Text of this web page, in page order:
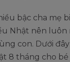
bậc cha mẹ
Nhật nên
con. Dưới
8 tháng cho